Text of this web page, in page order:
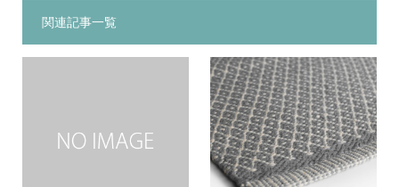
関連記事一覧